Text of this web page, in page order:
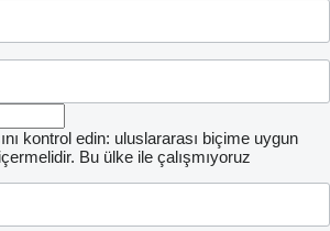
kontrol edin: uluslararası biçime uygun
Bu ülke ile çalışmıyoruz